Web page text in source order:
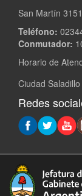
San Martín 3151
Teléfono:
Conmutador:
Horario de
Ciudad Saladillo
Redes